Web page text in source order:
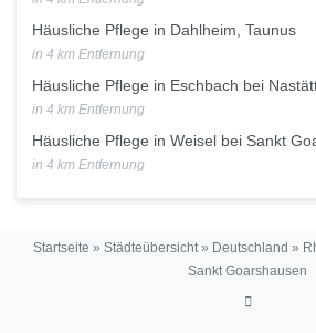
Häusliche Pflege in Dahlheim, Taunus
in 4 km Entfernung
Häusliche Pflege in Eschbach bei
in 4 km Entfernung
Häusliche Pflege in Weisel bei Sankt
in 4 km Entfernung
Startseite » Städteübersicht» Deutschland »
Sankt Goarshausen